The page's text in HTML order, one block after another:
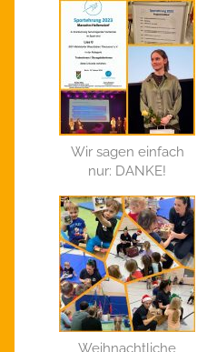
Wir sagen einfach
nur: DANKE!
Weihnachtliche